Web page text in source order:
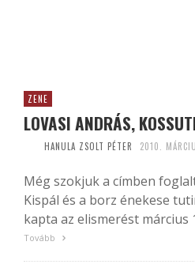
ZENE
LOVASI ANDRÁS,
HANULA ZSOLT PÉTER 2010.
Még szokjuk a címben
Kispál és a borz énekese
kapta az elismerést március
Tovább